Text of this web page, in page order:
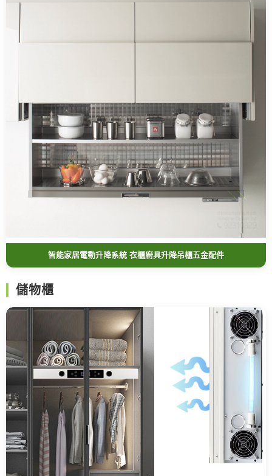
智能家居電動升降系統 衣櫃廚具升降吊櫃五金配件
儲物櫃